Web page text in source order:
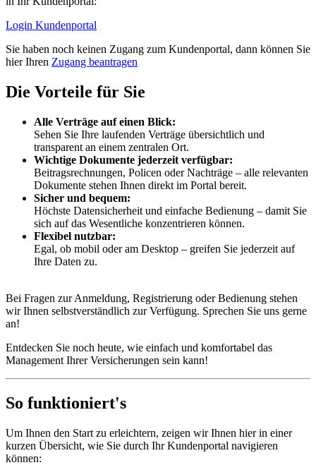
Login Kundenportal
Sie haben noch keinen Zugang zum Kundenportal, dann können Sie
hier Ihren Zugang beantragen
Die Vorteile für Sie
Alle Verträge auf einen Blick:
Sehen Sie Ihre laufenden Verträge übersichtlich und
transparent an einem zentralen Ort.
Wichtige Dokumente jederzeit verfügbar:
Beitragsrechnungen, Policen oder Nachträge – alle relevanten
Dokumente stehen Ihnen direkt im Portal bereit.
Sicher und bequem:
Höchste Datensicherheit und einfache Bedienung – damit Sie
sich auf das Wesentliche konzentrieren können.
Flexibel nutzbar:
Egal, ob mobil oder am Desktop – greifen Sie jederzeit auf
Ihre Daten zu.
Bei Fragen zur Anmeldung, Registrierung oder Bedienung stehen
wir Ihnen selbstverständlich zur Verfügung. Sprechen Sie uns gerne
an!
Entdecken Sie noch heute, wie einfach und komfortabel das
Management Ihrer Versicherungen sein kann!
So funktioniert's
Um Ihnen den Start zu erleichtern, zeigen wir Ihnen hier in einer
kurzen Übersicht, wie Sie durch Ihr Kundenportal navigieren
können: